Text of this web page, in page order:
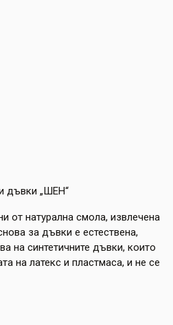
дъвки „ШЕН“
от натурална смола, извлечена
за дъвки е естествена,
на синтетичните дъвки, които
на латекс и пластмаса, и не се